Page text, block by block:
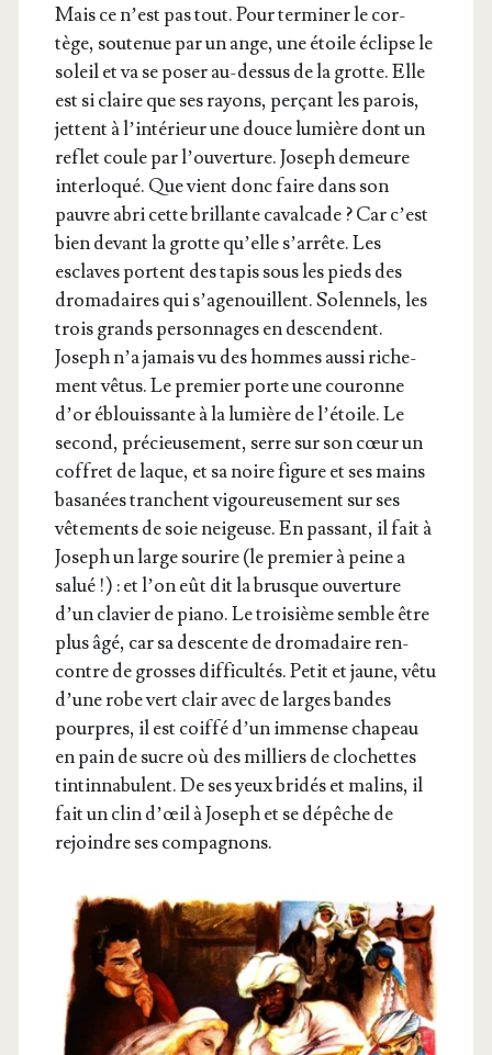
Mais ce n’est pas tout. Pour ter­mi­ner le cor­
tège, sou­te­nue par un ange, une étoile éclipse le
soleil et va se poser au-des­sus de la grotte. Elle
est si claire que ses rayons, per­çant les parois,
jettent à l’in­té­rieur une douce lumière dont un
reflet coule par l’ou­ver­ture. Joseph demeure
inter­lo­qué. Que vient donc faire dans son
pauvre abri cette brillante caval­cade ? Car c’est
bien devant la grotte qu’elle s’ar­rête. Les
esclaves portent des tapis sous les pieds des
dro­ma­daires qui s’a­ge­nouillent. Solen­nels, les
trois grands per­son­nages en des­cendent.
Joseph n’a jamais vu des hommes aus­si riche­
ment vêtus. Le pre­mier porte une cou­ronne
d’or éblouis­sante à la lumière de l’é­toile. Le
second, pré­cieu­se­ment, serre sur son cœur un
cof­fret de laque, et sa noire figure et ses mains
basa­nées tranchent vigou­reu­se­ment sur ses
vête­ments de soie nei­geuse. En pas­sant, il fait à
Joseph un large sou­rire (le pre­mier à peine a
salué !) : et l’on eût dit la brusque ouver­ture
d’un cla­vier de pia­no. Le troi­sième semble être
plus âgé, car sa des­cente de dro­ma­daire ren­
contre de grosses dif­fi­cul­tés. Petit et jaune, vêtu
d’une robe vert clair avec de larges bandes
pourpres, il est coif­fé d’un immense cha­peau
en pain de sucre où des mil­liers de clo­chettes
tin­tin­na­bulent. De ses yeux bri­dés et malins, il
fait un clin d’œil à Joseph et se dépêche de
rejoindre ses compagnons.